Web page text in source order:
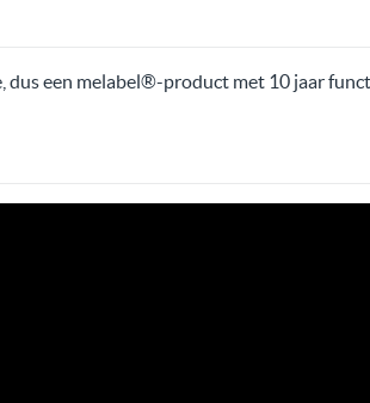
dus een melabel®-product met 10 jaar